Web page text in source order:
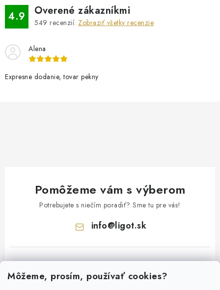
Môžeme, prosím, používať cookies?
4.9 Overené zákazníkmi
549 recenzií. Zobraziť všetky recenzie
Alena
Expresne dodanie, tovar pekny
Pomôžeme vám s výberom
Potrebujete s niečím poradiť? Sme tu pre vás!
info@ligot.sk